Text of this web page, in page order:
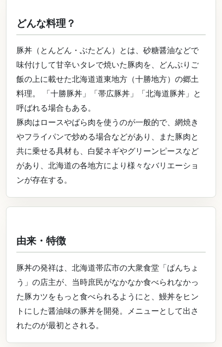
どんな料理？
豚丼（とんどん・ぶたどん）とは、砂糖醤油などで
味付けして甘辛いタレで焼いた豚肉を、どんぶりご
飯の上に載せた北海道道東地方（十勝地方）の郷土
料理。 「十勝豚丼」「帯広豚丼」「北海道豚丼」と
呼ばれる場合もある。
豚肉はロースやばら肉を使うのが一般的で、網焼き
やフライパンで炒める場合などがあり、また豚肉と
共に乗せる具材も、白髪ネギやグリーンピースなど
があり、北海道の各地方により様々なバリエーショ
ンが存在する。
由来・特徴
豚丼の発祥は、北海道帯広市の大衆食堂「ぱんちょ
う」の店主が、当時庶民がなかなか食べられなかっ
た豚カツをもっと食べられるようにと、鰻丼をヒン
トにした醤油味の豚丼を開発。メニューとして出さ
れたのが最初とされる。